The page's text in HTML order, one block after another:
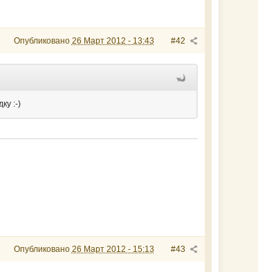
#42
Опубликовано 26 Март 2012 - 13:43
:-)
#43
Опубликовано 26 Март 2012 - 15:13